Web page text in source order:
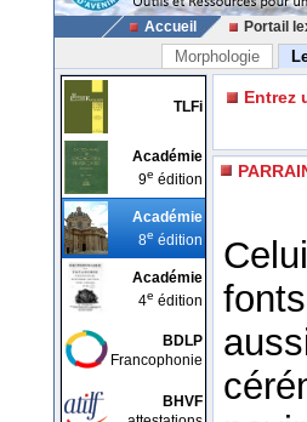
Accueil Portail
Morphologie
TLFi
Académie
9e édition
Académie
8e édition
Académie
4e édition
BDLP
Francophonie
BHVF
Entrez